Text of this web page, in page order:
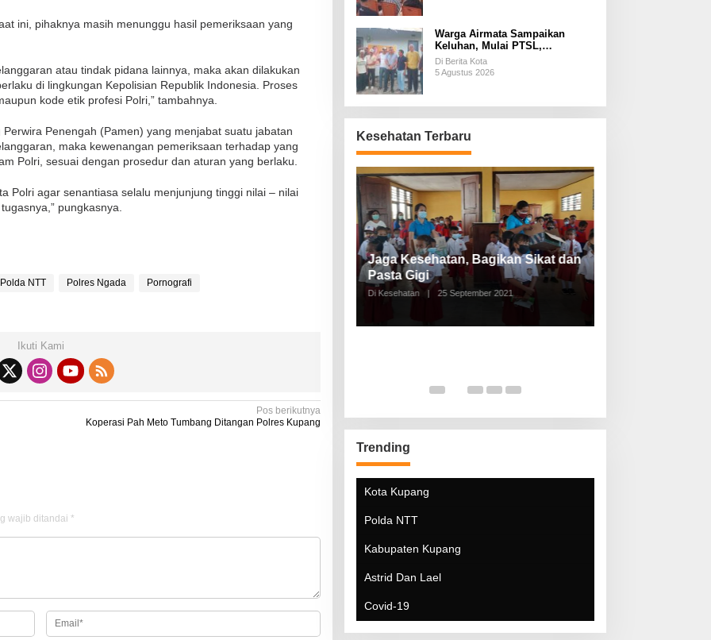
ini, pihaknya masih menunggu hasil pemeriksaan yang
atau tindak pidana lainnya, maka akan dilakukan
di lingkungan Kepolisian Republik Indonesia. Proses
kode etik profesi Polri,” tambahnya.
Penengah (Pamen) yang menjabat suatu jabatan
maka kewenangan pemeriksaan terhadap yang
Polri, sesuai dengan prosedur dan aturan yang berlaku.
Polri agar senantiasa selalu menjunjung tinggi nilai – nilai
pungkasnya.
Polda NTT Polres Ngada Pornografi
Ikuti Kami
Pos berikutnya
Koperasi Pah Meto Tumbang Ditangan Polres Kupang
wajib ditandai *
Warga Airmata Sampaikan
Keluhan, Mulai PTSL,
Ketersediaan Minyak Tanah &
Lahan Pemakaman
Di Berita Kota
5 Agustus 2026
Kesehatan Terbaru
Jaga Kesehatan, Bagikan Sikat dan
Pasta Gigi
Di Kesehatan | 25 September 2021
Polda NTT
Kabupaten Kupang
Astrid Dan Lael
Covid-19